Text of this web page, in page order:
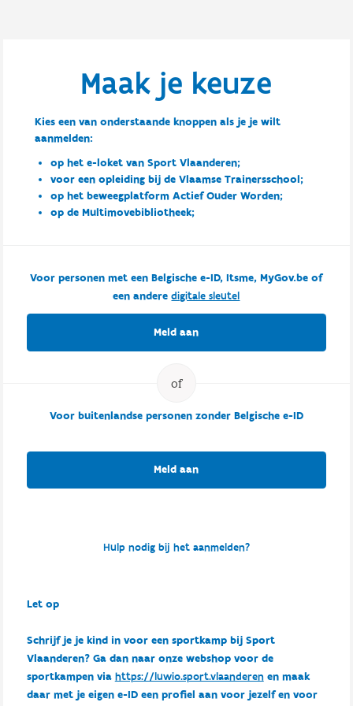
Maak je keuze
Kies een van onderstaande knoppen als je je wilt
aanmelden:
op het e-loket van Sport Vlaanderen;
voor een opleiding bij de Vlaamse Trainersschool;
op het beweegplatform Actief Ouder Worden;
op de Multimovebibliotheek;
Voor personen met een Belgische e-ID, Itsme, MyGov.be of
een anderedigitale sleutel
Meld aan
Voor buitenlandse personen zonder Belgische e-ID
Meld aan
Hulp nodig bij het aanmelden?
Let op
Schrijf je je kind in voor een sportkamp bij Sport
Vlaanderen? Ga dan naar onze webshop voor de
sportkampen via https://luwio.sport.vlaanderenen maak
daar met je eigen e-ID een profiel aan voor jezelf en voor